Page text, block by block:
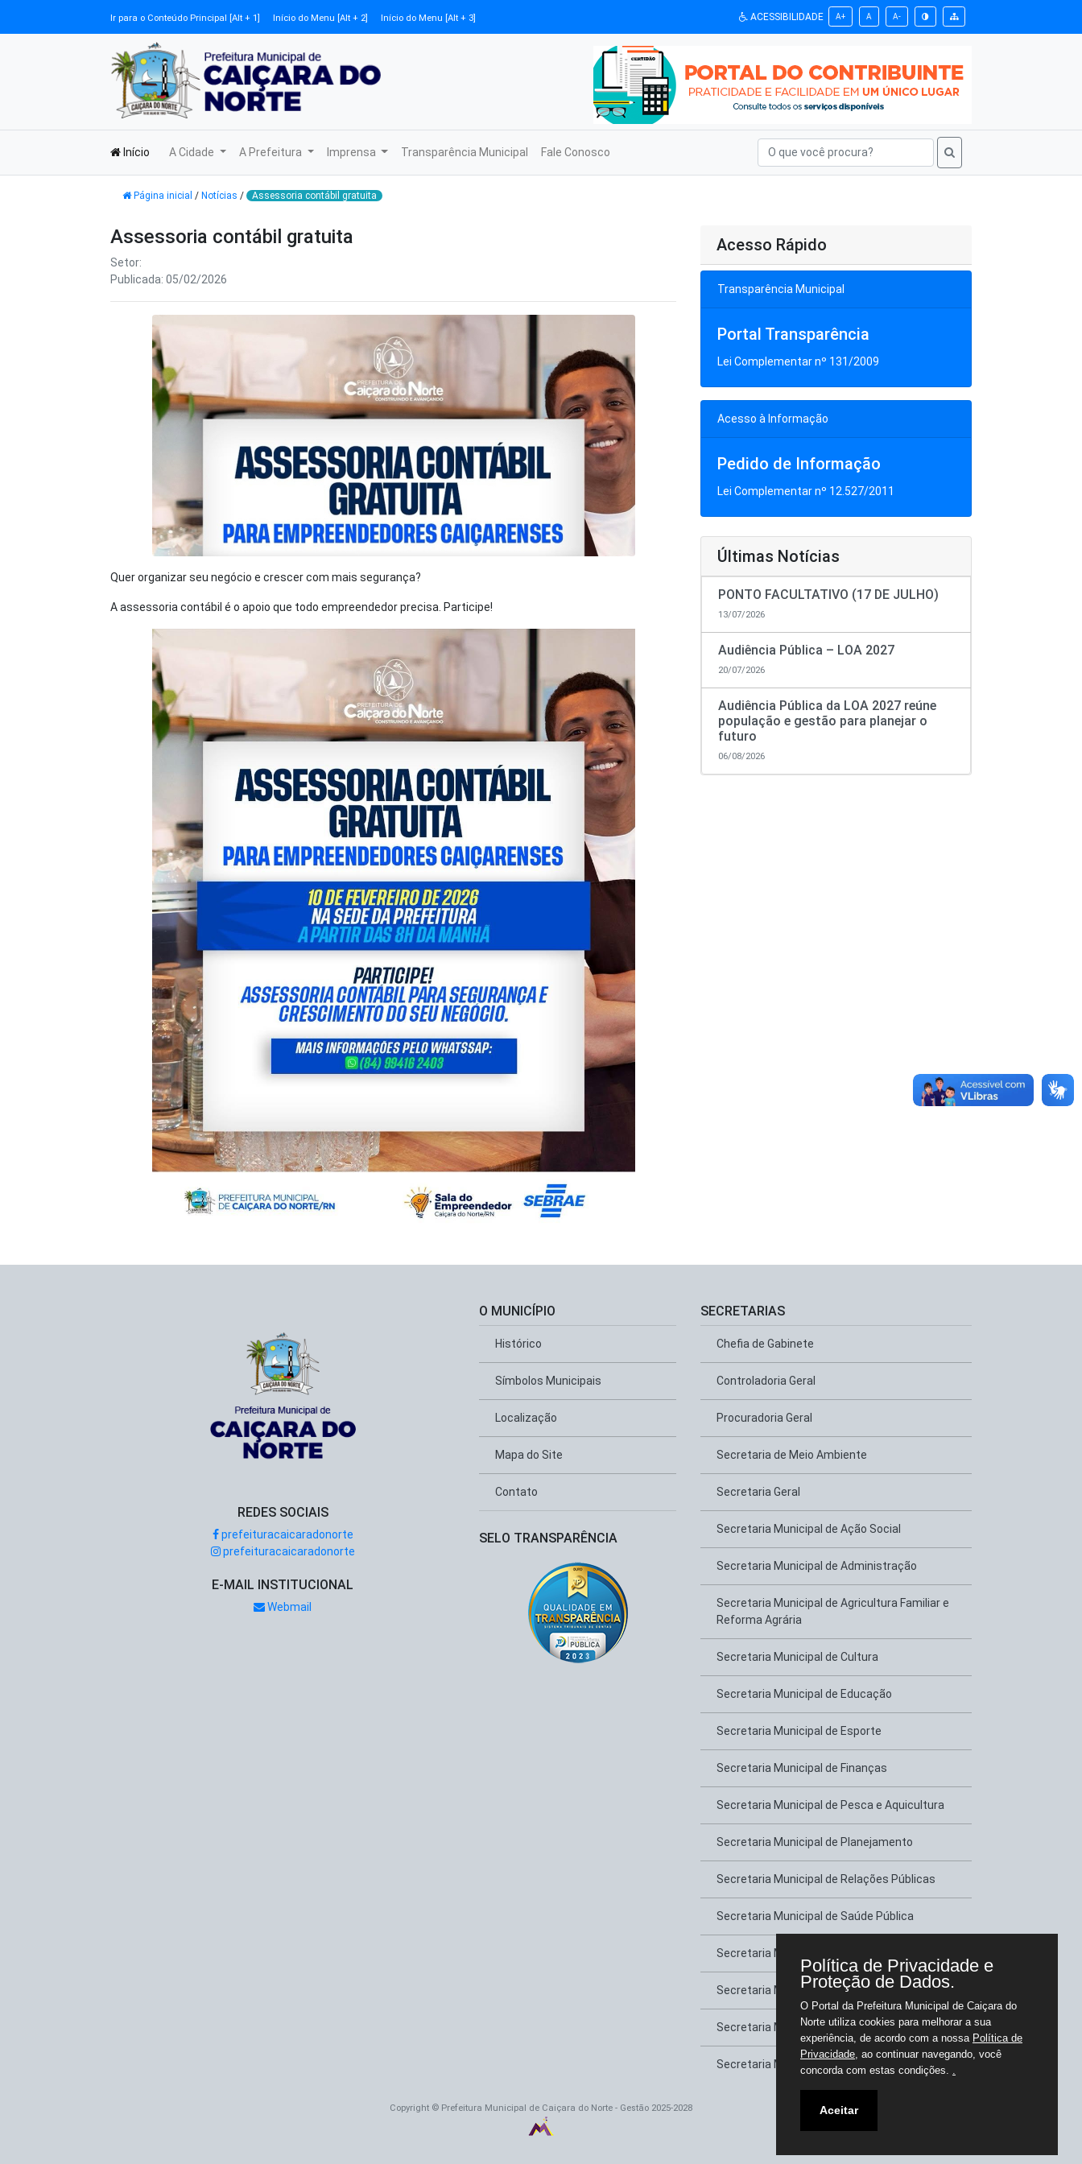
Ir para o Conteúdo Principal [Alt + 1] Início do Menu [Alt + 2] Início do Menu [Alt + 3] ACESSIBILIDADE A+ A A-
Início A Cidade A Prefeitura Imprensa Transparência Municipal Fale Conosco
Página inicial / Notícias / Assessoria contábil gratuita
Assessoria contábil gratuita
Setor:
Publicada: 05/02/2026
Quer organizar seu negócio e crescer com mais segurança?
A assessoria contábil é o apoio que todo empreendedor precisa. Participe!
Acesso Rápido
Transparência Municipal
Portal Transparência
Lei Complementar nº 131/2009
Acesso à Informação
Pedido de Informação
Lei Complementar nº 12.527/2011
Últimas Notícias
PONTO FACULTATIVO (17 DE JULHO)
13/07/2026
Audiência Pública – LOA 2027
20/07/2026
Audiência Pública da LOA 2027 reúne
população e gestão para planejar o
futuro
06/08/2026
REDES SOCIAIS
prefeituracaicaradonorte
prefeituracaicaradonorte
E-MAIL INSTITUCIONAL
Webmail
O MUNICÍPIO
Histórico
Símbolos Municipais
Localização
Mapa do Site
Contato
SELO TRANSPARÊNCIA
SECRETARIAS
Chefia de Gabinete
Controladoria Geral
Procuradoria Geral
Secretaria de Meio Ambiente
Secretaria Geral
Secretaria Municipal de Ação Social
Secretaria Municipal de Administração
Secretaria Municipal de Agricultura Familiar e
Reforma Agrária
Secretaria Municipal de Cultura
Secretaria Municipal de Educação
Secretaria Municipal de Esporte
Secretaria Municipal de Finanças
Secretaria Municipal de Pesca e Aquicultura
Secretaria Municipal de Planejamento
Secretaria Municipal de Relações Públicas
Secretaria Municipal de Saúde Pública
Secretaria Municipal de Serviços Urbanos
Secretaria Municipal de Transportes
Secretaria Municipal de Tributação
Secretaria Municipal de Turismo e Lazer
Copyright © Prefeitura Municipal de Caiçara do Norte - Gestão 2025-2028
Política de Privacidade e
Proteção de Dados.
O Portal da Prefeitura Municipal de Caiçara do
Norte utiliza cookies para melhorar a sua
experiência, de acordo com a nossa Política de
Privacidade, ao continuar navegando, você
concorda com estas condições. .
Aceitar